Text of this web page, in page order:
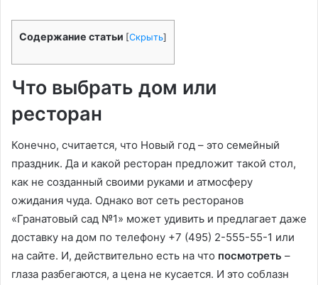
Содержание статьи [Скрыть]
Что выбрать дом или
ресторан
Конечно, считается, что Новый год – это семейный
праздник. Да и какой ресторан предложит такой стол,
как не созданный своими руками и атмосферу
ожидания чуда. Однако вот сеть ресторанов
«Гранатовый сад №1» может удивить и предлагает даже
доставку на дом по телефону +7 (495) 2-555-55-1 или
на сайте. И, действительно есть на что посмотреть –
глаза разбегаются, а цена не кусается. И это соблазн